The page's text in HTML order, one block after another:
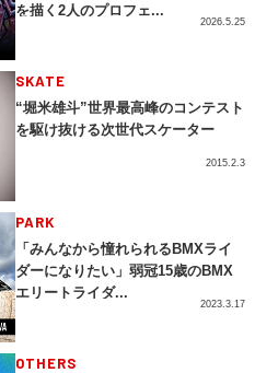
を描く2人のプロフェ...
2026.5.25
SKATE
“堀米雄斗”世界最高峰のコンテスト
を駆け抜ける次世代スケーター
2015.2.3
PARK
「みんなから憧れられるBMXライ
ダーになりたい」弱冠15歳のBMX
エリートライダ...
2023.3.17
OTHERS